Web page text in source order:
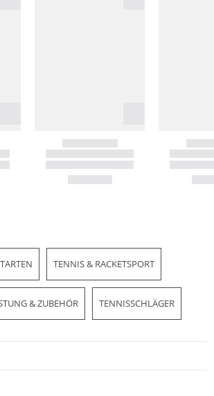
TENNIS & RACKETSPORT
& ZUBEHÖR TENNISSCHLÄGER